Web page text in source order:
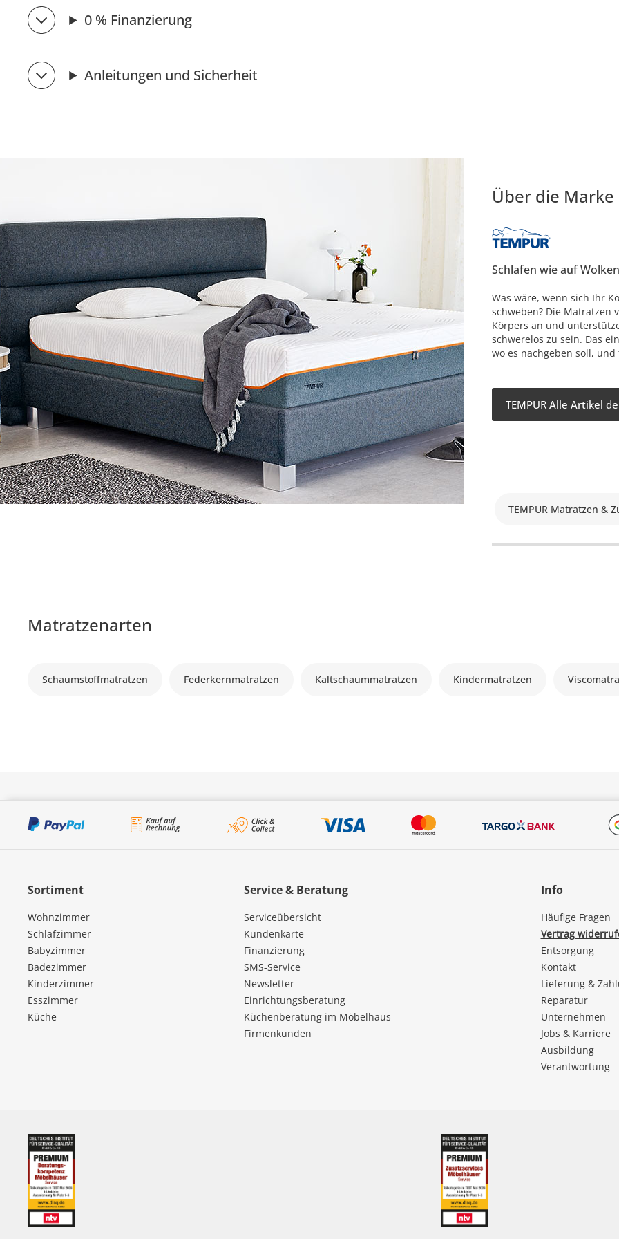
0 % Finanzierung
Anleitungen und Sicherheit
Über die Marke
Schlafen wie auf Wolken
Was wäre, wenn sich Ihr
schweben? Die Matratzen
Körpers an und
schwerelos zu sein. Das
wo es nachgeben soll,
TEMPUR Alle Artikel
TEMPUR Matratzen &
Matratzenarten
Schaumstoffmatratzen Federkernmatratzen Kaltschaummatratzen Kindermatratzen
Sortiment
Wohnzimmer
Schlafzimmer
Babyzimmer
Badezimmer
Kinderzimmer
Esszimmer
Küche
Service & Beratung
Serviceübersicht
Kundenkarte
Finanzierung
SMS-Service
Newsletter
Einrichtungsberatung
Küchenberatung im Möbelhaus
Firmenkunden
Info
Häufige Fragen
Vertrag
Entsorgung
Kontakt
Lieferung &
Reparatur
Unternehmen
Jobs & Karriere
Ausbildung
Verantwortung